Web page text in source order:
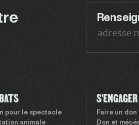
pour le spectacle
animale
S'ENGAGER
Faire un don
Don et